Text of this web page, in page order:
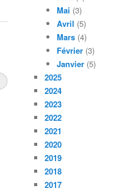
Mai (3)
Avril (5)
Mars (4)
Février (3)
Janvier (5)
2025
2024
2023
2022
2021
2020
2019
2018
2017